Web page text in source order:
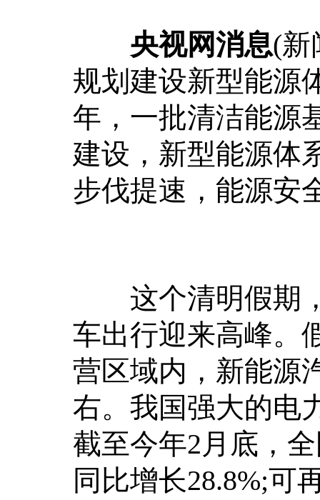
央视网消息(新
规划建设新型能源
年，一批清洁能源
建设，新型能源体
步伐提速，能源安
这个清明假期，
车出行迎来高峰。
营区域内，新能源
右。我国强大的电
截至今年2月底，
同比增长28.8%;可